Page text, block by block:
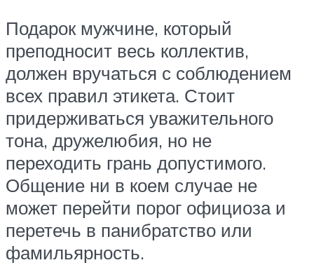
Подарок мужчине, который
преподносит весь коллектив,
должен вручаться с соблюдением
всех правил этикета. Стоит
придерживаться уважительного
тона, дружелюбия, но не
переходить грань допустимого.
Общение ни в коем случае не
может перейти порог официоза и
перетечь в панибратство или
фамильярность.